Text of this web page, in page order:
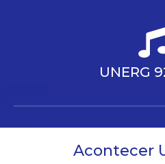
UNERG
Acontecer